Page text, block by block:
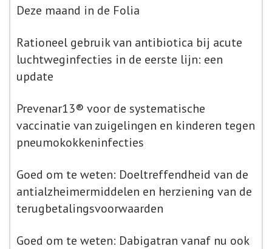
Deze maand in de Folia
Rationeel gebruik van antibiotica bij acute
luchtweginfecties in de eerste lijn: een
update
Prevenar13® voor de systematische
vaccinatie van zuigelingen en kinderen tegen
pneumokokkeninfecties
Goed om te weten: Doeltreffendheid van de
antialzheimermiddelen en herziening van de
terugbetalingsvoorwaarden
Goed om te weten: Dabigatran vanaf nu ook